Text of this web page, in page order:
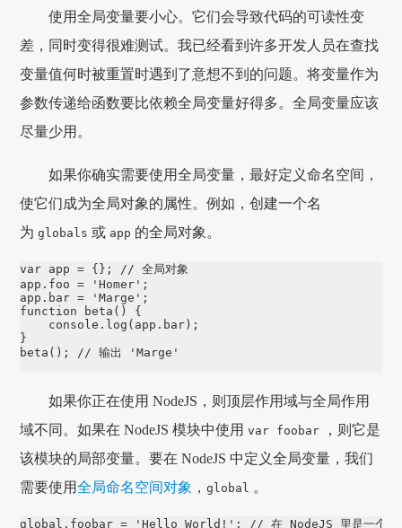
使用全局变量要小心。它们会导致代码的可读性变
差，同时变得很难测试。我已经看到许多开发人员在查找
变量值何时被重置时遇到了意想不到的问题。将变量作为
参数传递给函数要比依赖全局变量好得多。全局变量应该
尽量少用。
如果你确实需要使用全局变量，最好定义命名空间，
使它们成为全局对象的属性。例如，创建一个名
为globals 或 app 的全局对象。
var app = {}; // 全局对象
app . foo = 'Homer '
app . bar = 'Marge '
function
beta () {
console . log ( app . bar );
beta (); // 输出 'Marge'
如果你正在使用 NodeJS，则顶层作用域与全局作用
域不同。如果在 NodeJS 模块中使用var foobar ，则它是
该模块的局部变量。要在 NodeJS 中定义全局变量，我们
需要使用全局命名空间对象 ，global 。
global . foobar = 'Hello World! ' ; // 在 NodeJS 里是一个全